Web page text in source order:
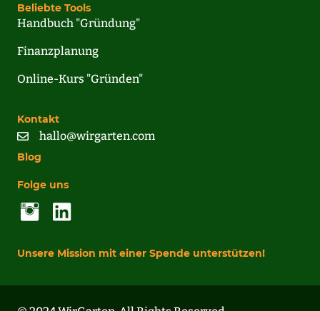
Beliebte Tools
Handbuch "Gründung"
Finanzplanung
Online-Kurs "Gründen"
Kontakt
hallo@wirgarten.com
Blog
Folge uns
Unsere Mission mit einer Spende unterstützen!